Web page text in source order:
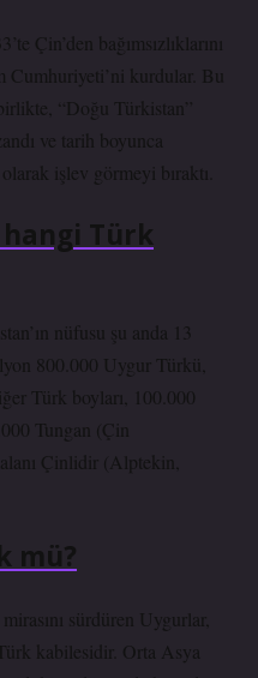
Çin’den bağımsızlıklarını
Cumhuriyeti’ni kurdular. Bu
“Doğu Türkistan”
ve tarih boyunca
işlev görmeyi bıraktı.
hangi Türk
nüfusu şu anda 13
800.000 Uygur Türkü,
Türk boyları, 100.000
Tungan (Çin
Çinlidir (Alptekin,
mü?
sürdüren Uygurlar,
kabilesidir. Orta Asya